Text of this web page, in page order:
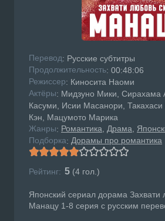
Перевод: Русские субтитры
Продолжительность: 00:48:06
Режисcер: Киносита Наоми
Актёры: Мидзуно Мики, Сирахама
Касуми, Исии Масанори,
Кэн, Мацумото Марика
Жанры: Романтика Драма
Подборка: Дорамы про романтика
Рейтинг: 5 (4 гол.)
Японский сериал дорама Захвати
Манацу 1-8 серия с русским